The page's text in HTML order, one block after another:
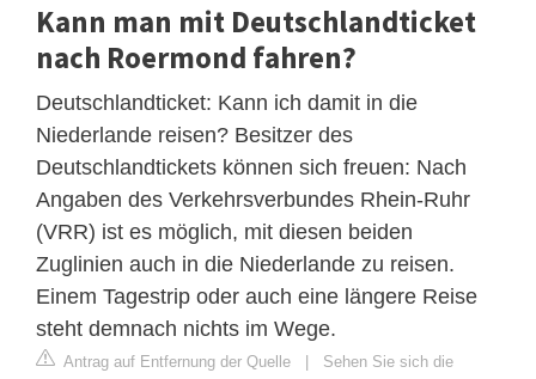
Kann man mit Deutschlandticket
nach Roermond fahren?
Deutschlandticket: Kann ich damit in die
Niederlande reisen? Besitzer des
Deutschlandtickets können sich freuen: Nach
Angaben des Verkehrsverbundes Rhein-Ruhr
(VRR) ist es möglich, mit diesen beiden
Zuglinien auch in die Niederlande zu reisen.
Einem Tagestrip oder auch eine längere Reise
steht demnach nichts im Wege.
Antrag auf Entfernung der Quelle | Sehen Sie sich die